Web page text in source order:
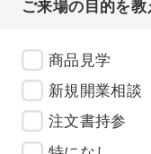
ご来場の目的を
商品見学
新規開業相談
注文書持参